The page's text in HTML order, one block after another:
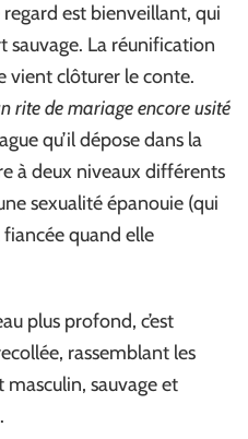
est bienveillant, qui
sauvage. La réunification
vient clôturer le conte.
rite de mariage encore usité
qu’il dépose dans la
à deux niveaux différents
sexualité épanouie (qui
quand elle
plus profond, c’est
rassemblant les
sauvage et